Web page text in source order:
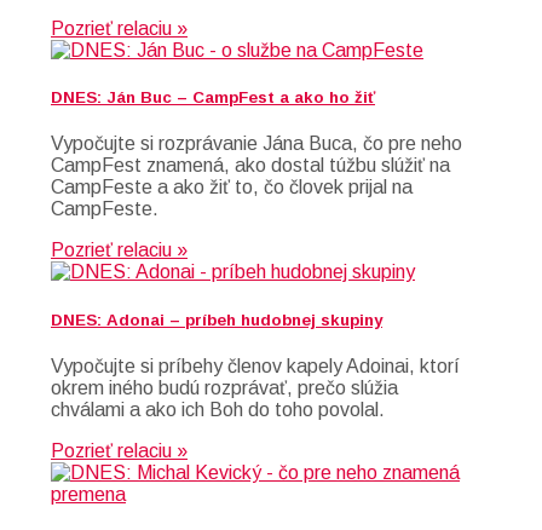
Pozrieť relaciu »
DNES: Ján Buc – CampFest a ako ho žiť
Vypočujte si rozprávanie Jána Buca, čo pre neho
CampFest znamená, ako dostal túžbu slúžiť na
CampFeste a ako žiť to, čo človek prijal na
CampFeste.
Pozrieť relaciu »
DNES: Adonai – príbeh hudobnej skupiny
Vypočujte si príbehy členov kapely Adoinai, ktorí
okrem iného budú rozprávať, prečo slúžia
chválami a ako ich Boh do toho povolal.
Pozrieť relaciu »